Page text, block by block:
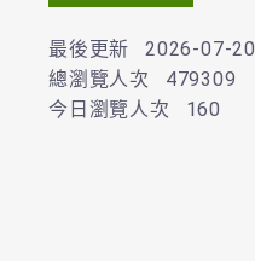
最後更新
2026-07-20
總瀏覽人次
479309
今日瀏覽人次
160